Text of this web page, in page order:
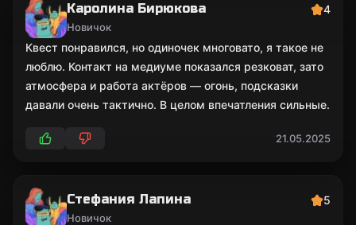
Каролина Бирюкова
Новичок
4
Квест понравился, но одиночек многовато, я такое не
люблю. Контакт на медиуме показался резковат, зато
атмосфера и работа актёров — огонь, подсказки
давали очень тактично. В целом впечатления сильные.
21.05.2025
Стефания Лапина
Новичок
5